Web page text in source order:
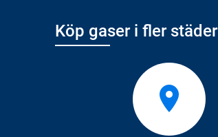
Köp gaser i fler städer